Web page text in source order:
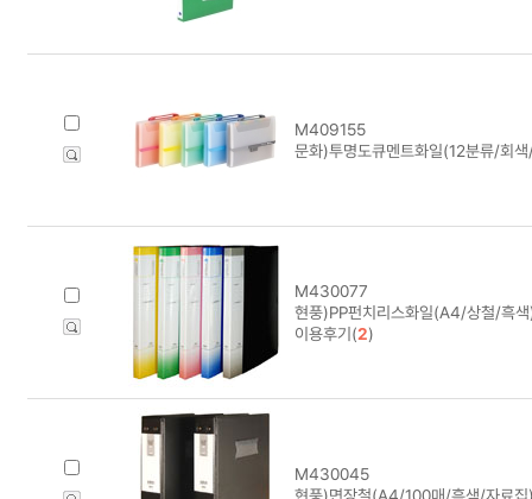
M409155
문화)투명도큐멘트화일(12분류/회
M430077
현풍)PP펀치리스화일(A4/상철/흑
이용후기(2)
M430045
현풍)면장철(A4/100매/흑색/자료집